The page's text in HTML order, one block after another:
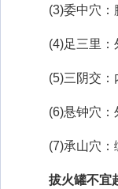
(3)委中穴：腿
(4)足三里：外
(5)三阴交：内
(6)悬钟穴：外
(7)承山穴：绷
拔火罐不宜